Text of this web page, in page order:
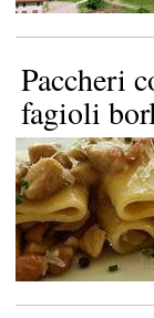
Paccheri
fagioli